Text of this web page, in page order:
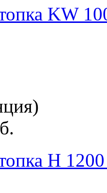
KW
H